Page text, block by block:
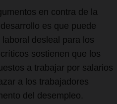
en contra de la
es que puede
desleal para los
sostienen que los
a trabajar por salarios
a los trabajadores
del desempleo.